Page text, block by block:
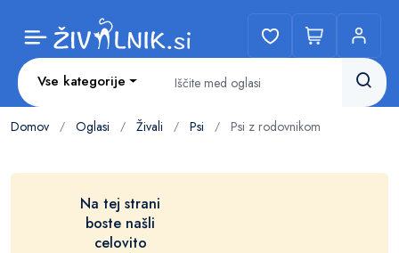
Vse kategorije
Domov / Oglasi / Živali / Psi / Psi z rodovnikom
Na tej strani
boste našli
celovito